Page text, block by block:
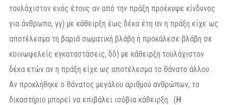
τουλάχιστον ενός έτους αν από την πράξη προέκυψε κίνδυνος
για άνθρωπο, γγ) με κάθειρξη έως δέκα έτη αν η πράξη είχε ως
αποτέλεσμα τη βαριά σωματική βλάβη ή προκάλεσε βλάβη σε
κοινωφελείς εγκαταστάσεις, δδ) με κάθειρξη τουλάχιστον
δέκα ετών αν η πράξη είχε ως αποτέλεσμα το θάνατο άλλου.
Αν προκλήθηκε ο θάνατος μεγάλου αριθμού ανθρώπων, το
δικαστήριο μπορεί να επιβάλει ισόβια κάθειρξη. (Η